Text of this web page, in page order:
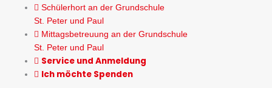
Schülerhort an der Grundschule
St. Peter und Paul
Mittagsbetreuung an der Grundschule
St. Peter und Paul
Service und Anmeldung
Ich möchte Spenden